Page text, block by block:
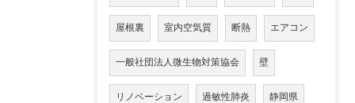
屋根裏 室内空気質 断熱 エアコン
一般社団法人微生物対策協会 壁
リノベーション 過敏性肺炎 静岡県